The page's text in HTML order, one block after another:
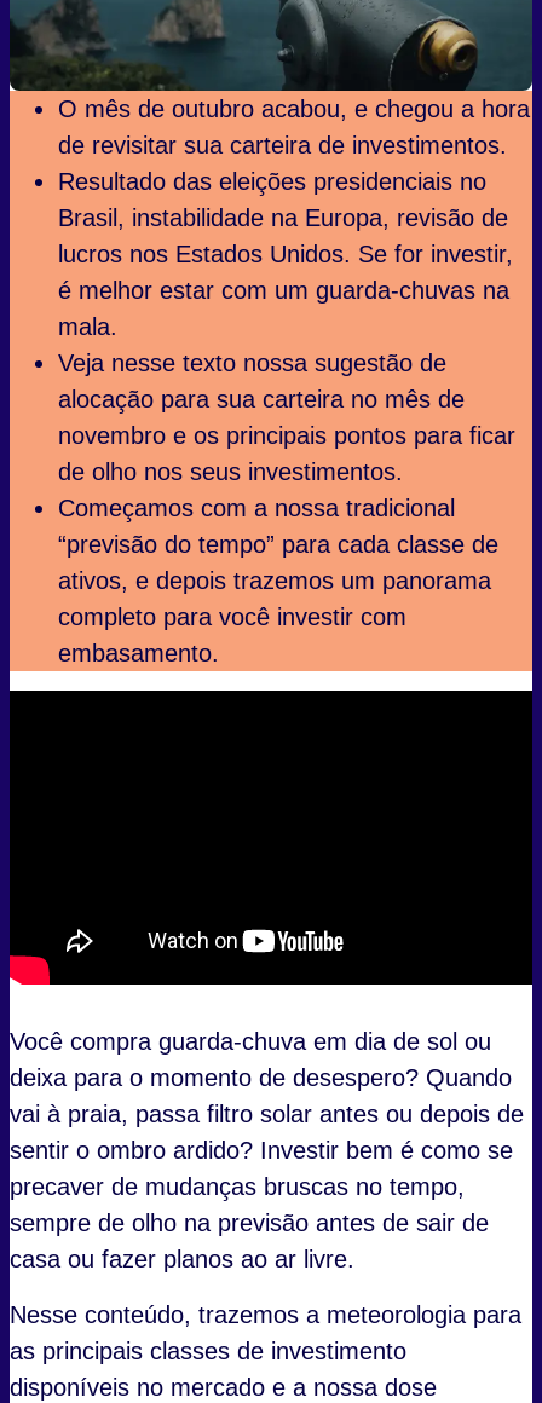
O mês de outubro acabou, e chegou a hora
de revisitar sua carteira de investimentos.
Resultado das eleições presidenciais no
Brasil, instabilidade na Europa, revisão de
lucros nos Estados Unidos. Se for investir,
é melhor estar com um guarda-chuvas na
mala.
Veja nesse texto nossa sugestão de
alocação para sua carteira no mês de
novembro e os principais pontos para ficar
de olho nos seus investimentos.
Começamos com a nossa tradicional
“previsão do tempo” para cada classe de
ativos, e depois trazemos um panorama
completo para você investir com
embasamento.
Você compra guarda-chuva em dia de sol ou
deixa para o momento de desespero? Quando
vai à praia, passa filtro solar antes ou depois de
sentir o ombro ardido? Investir bem é como se
precaver de mudanças bruscas no tempo,
sempre de olho na previsão antes de sair de
casa ou fazer planos ao ar livre.
Nesse conteúdo, trazemos a meteorologia para
as principais classes de investimento
disponíveis no mercado e a nossa dose